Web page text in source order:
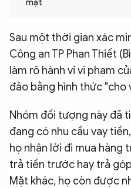
VĂN HÓA - THỂ THAO
BẠN ĐỌC & CAND
ĐA PHƯƠNG TIỆN
eMagazine
Video
mặt
Sau một thời gian xác
Công an TP Phan Thiết
làm rõ hành vi vi phạm
đảo bằng hình thức "cho
Nhóm đối tượng này đã
đang có nhu cầu vay
họ nhận lời đi mua hàng
trả tiền trước hay trả
Mặt khác, họ còn được